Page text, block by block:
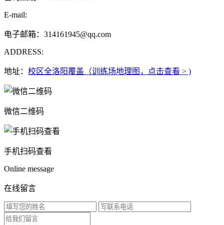
E-mail:
电子邮箱：314161945@qq.com
ADDRESS:
地址： 校区全洛阳覆盖（训练场地理图，点击查看 > )
微信二维码
手机扫码查看
Online message
在线留言